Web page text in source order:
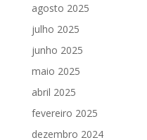
agosto 2025
julho 2025
junho 2025
maio 2025
abril 2025
fevereiro 2025
dezembro 2024